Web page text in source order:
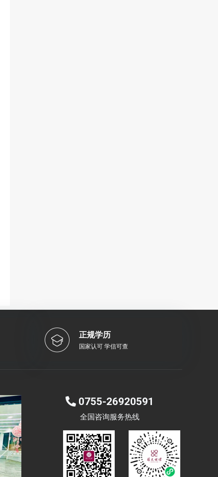
正规学历
国家认可 学信可查
Next
0755-26920591
全国咨询服务热线